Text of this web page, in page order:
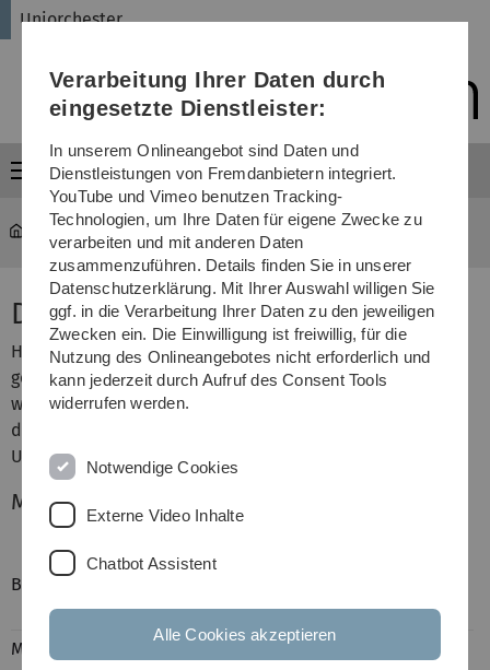
Direkt
Direkt
Direkt
(Sprache,
Drucken,
Media)
Direkt
Direkt
Uniorchester
Menü
Uniorchester
Das Präsidium
Hier erfahrt ihr, wie sich die Leitung (bei uns "Präsidium"
genannt) des Universitätsorchesters zusammensetzt und
welche Aufgaben sie erfüllt. Das Präsidium setzt sich aus
dem Dirigenten und drei immatrikulierten Studenten der
Universität Ulm zusammen.
Mitglieder
Burkhard Wolf
Uniorchesters
Mia Kühlein
Organisation von
Verarbeitung Ihrer Daten durch
eingesetzte Dienstleister:
In unserem Onlineangebot sind Daten und
Dienstleistungen von Fremdanbietern integriert.
YouTube und Vimeo benutzen Tracking-
Technologien, um Ihre Daten für eigene Zwecke zu
verarbeiten und mit anderen Daten
zusammenzuführen. Details finden Sie in unserer
Datenschutzerklärung. Mit Ihrer Auswahl willigen Sie
ggf. in die Verarbeitung Ihrer Daten zu den jeweiligen
Zwecken ein. Die Einwilligung ist freiwillig, für die
Nutzung des Onlineangebotes nicht erforderlich und
kann jederzeit durch Aufruf des Consent Tools
widerrufen werden.
Notwendige Cookies
Externe Video Inhalte
Chatbot Assistent
Alle Cookies akzeptieren